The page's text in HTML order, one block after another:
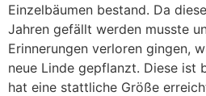
Einzelbäumen bestand. Da
Jahren gefällt werden musste
Erinnerungen verloren gingen,
neue Linde gepflanzt. Diese ist
hat eine stattliche Größe